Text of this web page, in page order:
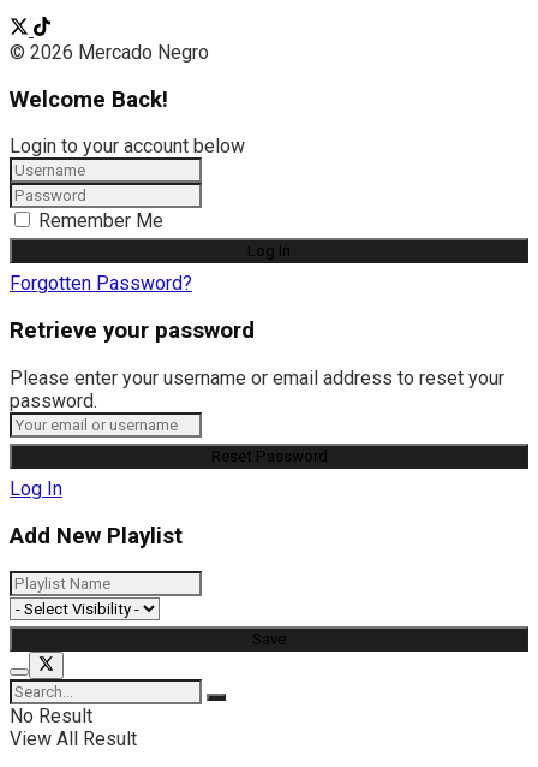
© 2026 Mercado Negro
Welcome Back!
Login to your account below
Remember Me
Forgotten Password?
Retrieve your password
Please enter your username or email address to reset your
password.
Log In
Add New Playlist
No Result
View All Result